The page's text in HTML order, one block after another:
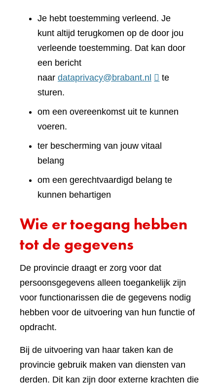
Je hebt toestemming verleend. Je
kunt altijd terugkomen op de door jou
verleende toestemming. Dat kan door
een bericht
naar dataprivacy@brabant.nl
te
sturen.
om een overeenkomst uit te kunnen
voeren.
ter bescherming van jouw vitaal
belang
om een gerechtvaardigd belang te
kunnen behartigen
Wie er toegang hebben
tot de gegevens
De provincie draagt er zorg voor dat
persoonsgegevens alleen toegankelijk zijn
voor functionarissen die de gegevens nodig
hebben voor de uitvoering van hun functie of
opdracht.
Bij de uitvoering van haar taken kan de
provincie gebruik maken van diensten van
derden. Dit kan zijn door externe krachten die